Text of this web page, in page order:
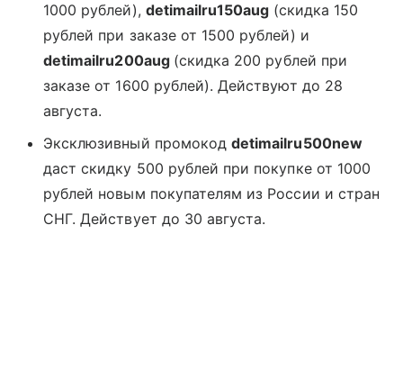
1000 рублей), detimailru150aug (скидка 150
рублей при заказе от 1500 рублей) и
detimailru200aug (скидка 200 рублей при
заказе от 1600 рублей). Действуют до 28
августа.
Эксклюзивный промокодdetimailru500new
даст скидку 500 рублей при покупке от 1000
рублей новым покупателям из России и стран
СНГ. Действует до 30 августа.